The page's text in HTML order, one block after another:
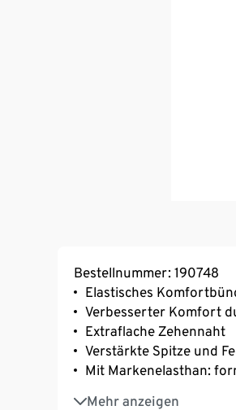
Bestellnummer: 190748
Elastisches
Verbesserter Komfort
Extraflache Zehennaht
Verstärkte Spitze und
Mit Markenelasthan:
Mehr anzeigen
Mit Baumwolle